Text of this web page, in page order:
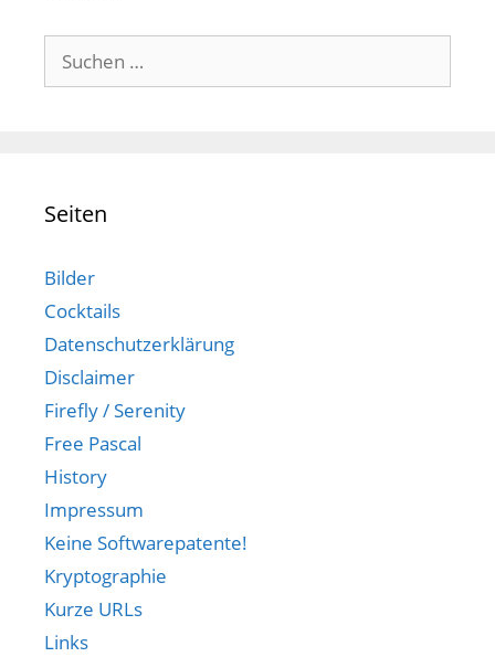
Suchen
nach:
Seiten
Bilder
Cocktails
Datenschutzerklärung
Disclaimer
Firefly / Serenity
Free Pascal
History
Impressum
Keine Softwarepatente!
Kryptographie
Kurze URLs
Links